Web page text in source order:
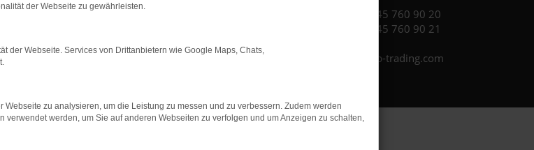
Jakob Trading GmbH
08223 Neustadt/Vogtland
Tel.: +49 3745 760 90 20
Fax: +49 3745 760 90 21
Mail: fj@jakob-trading.com
der Webseite zu gewährleisten.
der Webseite. Services von Drittanbietern wie Google Maps, Chats,
zu analysieren, um die Leistung zu messen und zu verbessern. Zudem werden
werden, um Sie auf anderen Webseiten zu verfolgen und um Anzeigen zu schalten,